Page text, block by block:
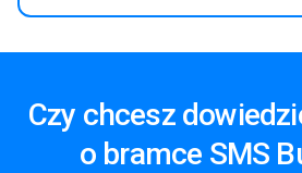
Czy chcesz
o bramce SMS